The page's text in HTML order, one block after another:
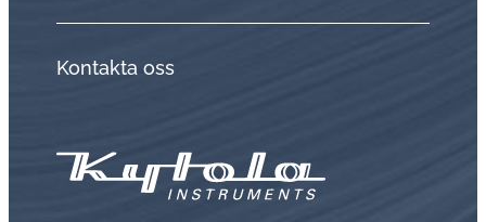
Kontakta oss